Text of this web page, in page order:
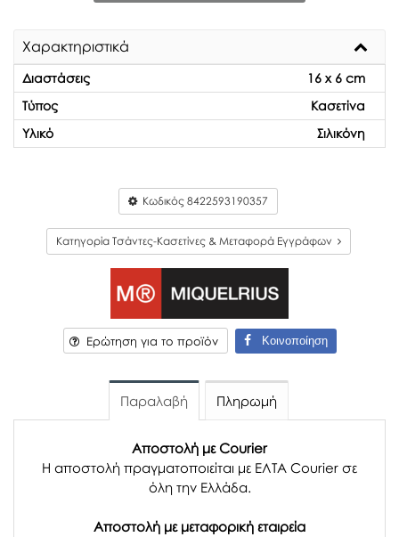
Χαρακτηριστικά
Διαστάσεις
16 x 6 cm
Τύπος
Κασετίνα
Υλικό
Σιλικόνη
Κωδικός 8422593190357
Κατηγορία Τσάντες-Κασετίνες & Μεταφορά Εγγράφων
Ερώτηση για το προϊόν Κοινοποίηση
Παραλαβή Πληρωμή
Αποστολή με Courier
Η αποστολή πραγματοποιείται με ΕΛΤΑ Courier σε
όλη την Ελλάδα.
Αποστολή με μεταφορική εταιρεία